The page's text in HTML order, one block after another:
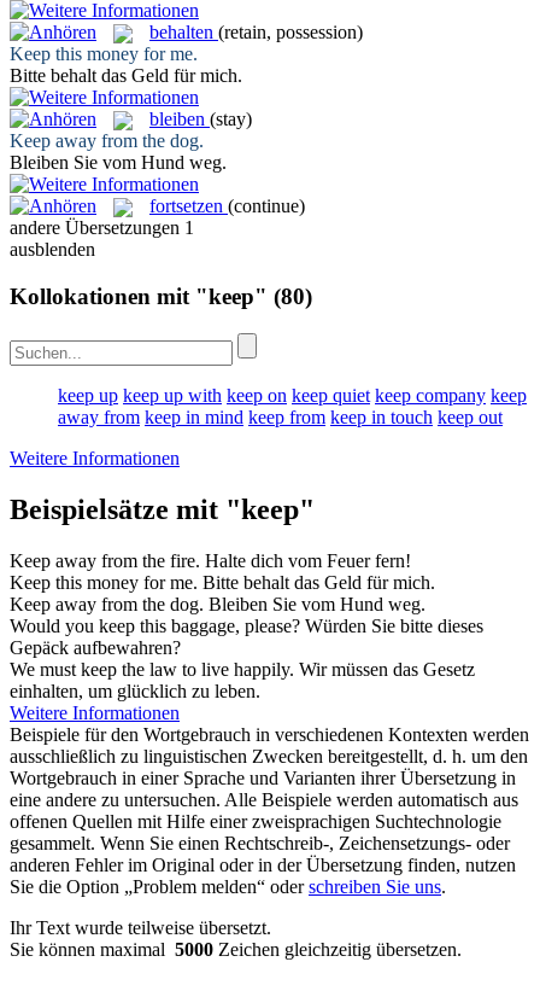
behalten (retain, possession)
Keep this money for me.
Bitte behalt das Geld für mich.
bleiben (stay)
Keep away from the dog.
Bleiben Sie vom Hund weg.
fortsetzen (continue)
andere Übersetzungen 1
ausblenden
Kollokationen mit "keep" (80)
keep up keep up with keep on keep quiet keep company keep
away from keep in mind keep from keep in touch keep out
Weitere Informationen
Beispielsätze mit "keep"
Keep away from the fire. Halte dich vom Feuer fern!
Keep this money for me. Bitte behalt das Geld für mich.
Keep away from the dog. Bleiben Sie vom Hund weg.
Would you keep this baggage, please? Würden Sie bitte dieses
Gepäck aufbewahren?
We must keep the law to live happily. Wir müssen das Gesetz
einhalten, um glücklich zu leben.
Weitere Informationen
Beispiele für den Wortgebrauch in verschiedenen Kontexten werden
ausschließlich zu linguistischen Zwecken bereitgestellt, d. h. um den
Wortgebrauch in einer Sprache und Varianten ihrer Übersetzung in
eine andere zu untersuchen. Alle Beispiele werden automatisch aus
offenen Quellen mit Hilfe einer zweisprachigen Suchtechnologie
gesammelt. Wenn Sie einen Rechtschreib-, Zeichensetzungs- oder
anderen Fehler im Original oder in der Übersetzung finden, nutzen
Sie die Option „Problem melden“ oderschreiben Sie uns.
Ihr Text wurde teilweise übersetzt.
Sie können maximal 5000 Zeichen gleichzeitig übersetzen.